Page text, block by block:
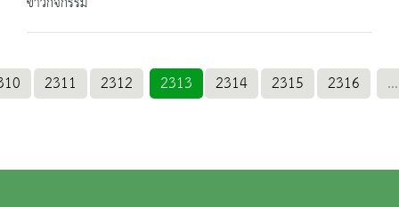
2311 2312 2313 2314 2315 2316 ...